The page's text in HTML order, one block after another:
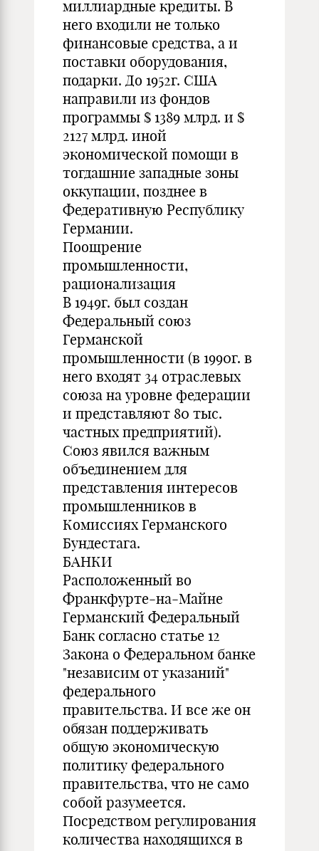
миллиардные кредиты. В
него входили не только
финансовые средства, а и
поставки оборудования,
подарки. До 1952г. США
направили из фондов
программы $ 1389 млрд. и $
2127 млрд. иной
экономической помощи в
тогдашние западные зоны
оккупации, позднее в
Федеративную Республику
Германии.
Поощрение
промышленности,
рационализация
В 1949г. был создан
Федеральный союз
Германской
промышленности (в 1990г. в
него входят 34 отраслевых
союза на уровне федерации
и представляют 80 тыс.
частных предприятий).
Союз явился важным
объединением для
представления интересов
промышленников в
Комиссиях Германского
Бундестага.
БАНКИ
Расположенный во
Франкфурте-на-Майне
Германский Федеральный
Банк согласно статье 12
Закона о Федеральном банке
"независим от указаний"
федерального
правительства. И все же он
обязан поддерживать
общую экономическую
политику федерального
правительства, что не само
собой разумеется.
Посредством регулирования
количества находящихся в